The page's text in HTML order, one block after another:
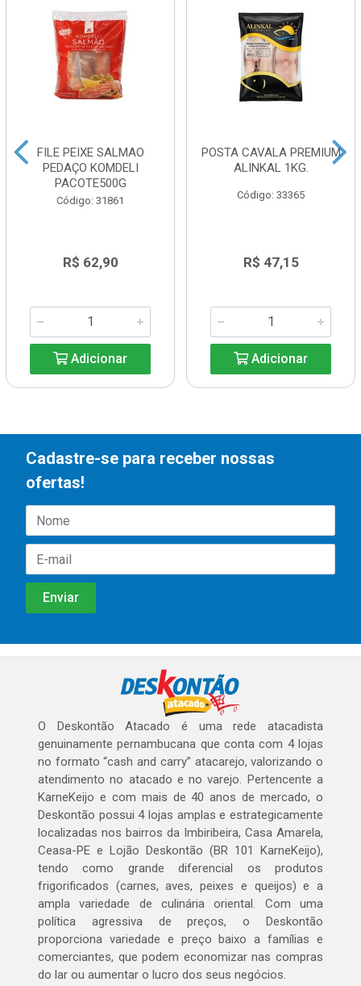
FILE PEIXE SALMAO
PEDAÇO KOMDELI
PACOTE500G
Código: 31861
R$ 62,90
Adicionar
POSTA CAVALA PREMIUM
ALINKAL 1KG.
Código: 33365
R$ 47,15
Adicionar
Cadastre-se para receber nossas
ofertas!
O Deskontão Atacado é uma rede atacadista
genuinamente pernambucana que conta com 4 lojas
no formato “cash and carry” atacarejo, valorizando o
atendimento no atacado e no varejo. Pertencente a
KarneKeijo e com mais de 40 anos de mercado, o
Deskontão possui 4 lojas amplas e estrategicamente
localizadas nos bairros da Imbiribeira, Casa Amarela,
Ceasa-PE e Lojão Deskontão (BR 101 KarneKeijo),
tendo como grande diferencial os produtos
frigorificados (carnes, aves, peixes e queijos) e a
ampla variedade de culinária oriental. Com uma
política agressiva de preços, o Deskontão
proporciona variedade e preço baixo a famílias e
comerciantes, que podem economizar nas compras
do lar ou aumentar o lucro dos seus negócios.